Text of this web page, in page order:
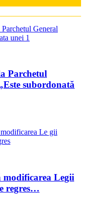
Parchetul
subordonată
modificarea Legii
regres…